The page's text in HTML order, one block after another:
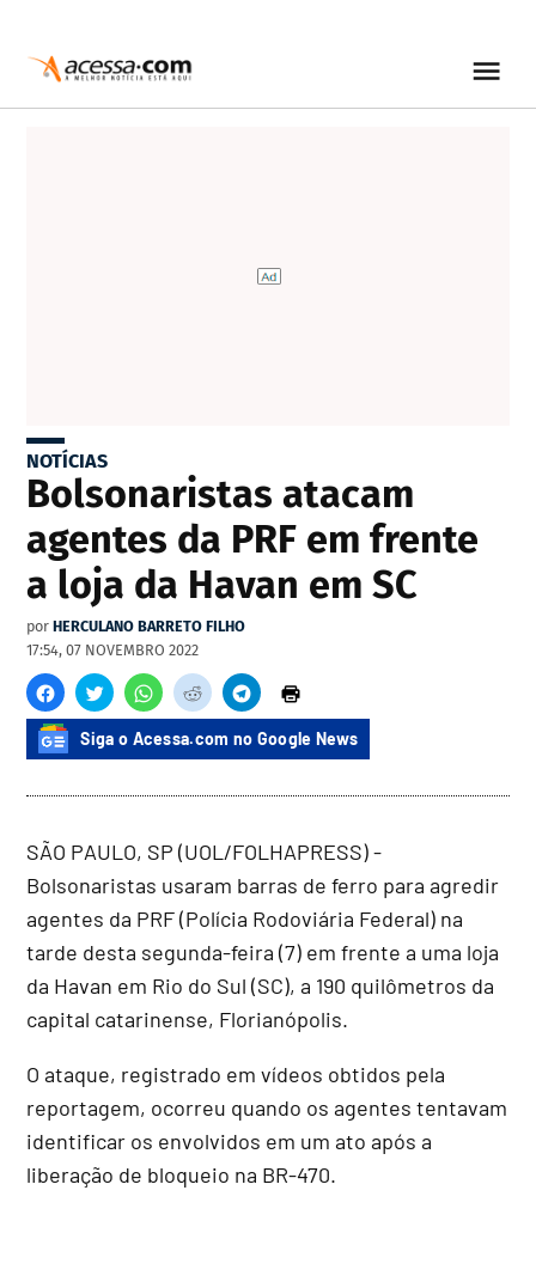
NOTÍCIAS
Bolsonaristas atacam
agentes da PRF em frente
a loja da Havan em SC
por HERCULANO BARRETO FILHO
17:54, 07 NOVEMBRO 2022
Siga o Acessa.com no Google News
SÃO PAULO, SP (UOL/FOLHAPRESS) -
Bolsonaristas usaram barras de ferro para agredir
agentes da PRF (Polícia Rodoviária Federal) na
tarde desta segunda-feira (7) em frente a uma loja
da Havan em Rio do Sul (SC), a 190 quilômetros da
capital catarinense, Florianópolis.
O ataque, registrado em vídeos obtidos pela
reportagem, ocorreu quando os agentes tentavam
identificar os envolvidos em um ato após a
liberação de bloqueio na BR-470.